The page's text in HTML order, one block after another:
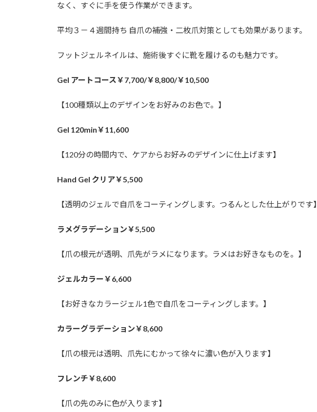
なく、すぐに手を使う作業ができます。
平均３－４週間持ち 自爪の補強・二枚爪対策としても効果があります。
フットジェルネイルは、施術後すぐに靴を履けるのも魅力です。
Gel アートコース￥7,700/￥8,800/￥10,500
【100種類以上のデザインをお好みのお色で。】
Gel 120min￥11,600
【120分の時間内で、ケアからお好みのデザインに仕上げます】
Hand Gel クリア￥5,500
【透明のジェルで自爪をコーティングします。つるんとした仕上がりです】
ラメグラデーション￥5,500
【爪の根元が透明、爪先がラメになります。ラメはお好きなものを。】
ジェルカラー￥6,600
【お好きなカラージェル1色で自爪をコーティングします。】
カラーグラデーション￥8,600
【爪の根元は透明、爪先にむかって徐々に濃い色が入ります】
フレンチ￥8,600
【爪の先のみに色が入ります】